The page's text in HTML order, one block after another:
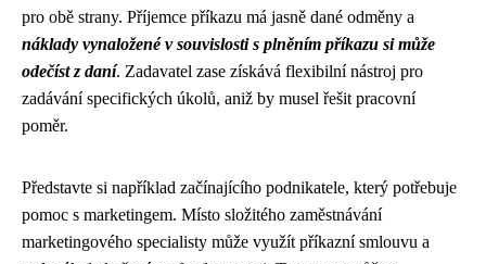
pro obě strany. Příjemce příkazu má jasně dané odměny a
náklady vynaložené v souvislosti s plněním příkazu si může
odečíst z daní. Zadavatel zase získává flexibilní nástroj pro
zadávání specifických úkolů, aniž by musel řešit pracovní
poměr.
Představte si například začínajícího podnikatele, který potřebuje
pomoc s marketingem. Místo složitého zaměstnávání
marketingového specialisty může využít příkazní smlouvu a